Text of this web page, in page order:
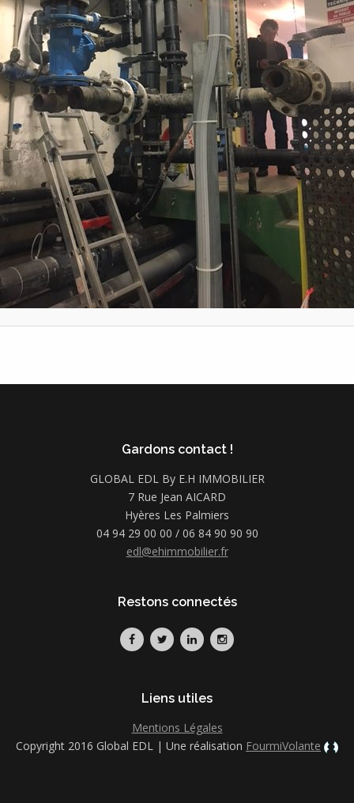
Gardons contact !
GLOBAL EDL By E.H IMMOBILIER
7 Rue Jean AICARD
Hyères Les Palmiers
04 94 29 00 00 / 06 84 90 90 90
edl@ehimmobilier.fr
Restons connectés
Liens utiles
Mentions Légales
Copyright 2016 Global EDL | Une réalisation FourmiVolante